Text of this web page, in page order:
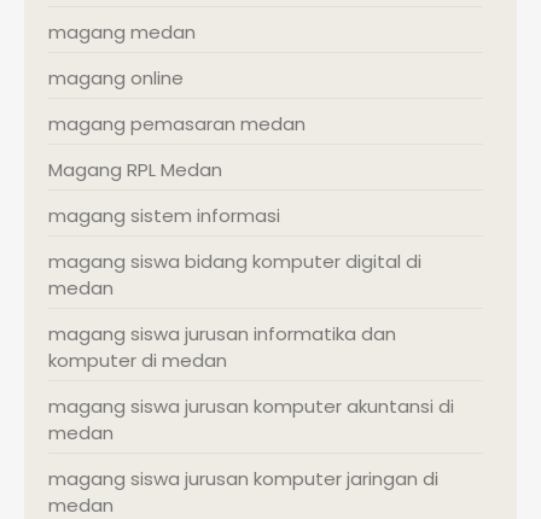
magang medan
magang online
magang pemasaran medan
Magang RPL Medan
magang sistem informasi
magang siswa bidang komputer digital di
medan
magang siswa jurusan informatika dan
komputer di medan
magang siswa jurusan komputer akuntansi di
medan
magang siswa jurusan komputer jaringan di
medan